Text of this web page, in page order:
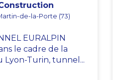
de-la-Porte (73)
EURALPIN
le cadre de la
Turin, tunnel...